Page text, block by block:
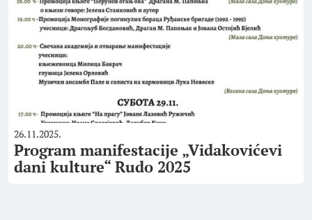
26.11.2025.
Program manifestacije „Vidakovićevi
dani kulture“ Rudo 2025